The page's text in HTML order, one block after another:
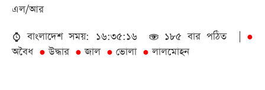
এল/আর
বাংলাদেশ সময়: ১৬:৩৫:১৬
১৮৫ বার পঠিত | ●
অবৈধ ● উদ্ধার ● জাল ● ভোলা ● লালমোহন